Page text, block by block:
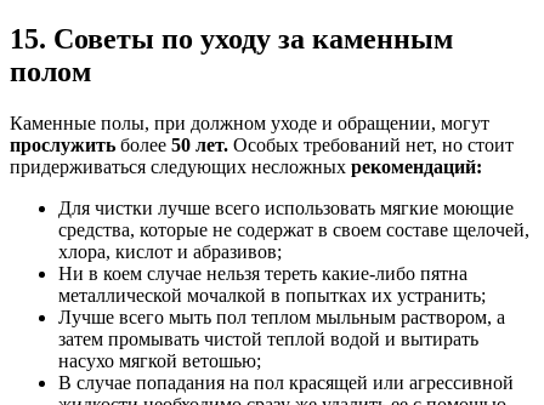
15. Советы по уходу за каменным
полом
Каменные полы, при должном уходе и обращении, могут
прослужить более 50 лет. Особых требований нет, но стоит
придерживаться следующих несложных рекомендаций:
Для чистки лучше всего использовать мягкие моющие
средства, которые не содержат в своем составе щелочей,
хлора, кислот и абразивов;
Ни в коем случае нельзя тереть какие-либо пятна
металлической мочалкой в попытках их устранить;
Лучше всего мыть пол теплом мыльным раствором, а
затем промывать чистой теплой водой и вытирать
насухо мягкой ветошью;
В случае попадания на пол красящей или агрессивной